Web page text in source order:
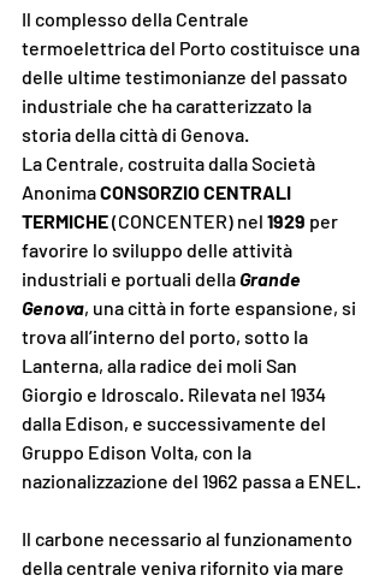
Il complesso della Centrale
termoelettrica del Porto costituisce una
delle ultime testimonianze del passato
industriale che ha caratterizzato la
storia della città di Genova.
La Centrale, costruita dalla Società
Anonima CONSORZIO CENTRALI
TERMICHE (CONCENTER) nel 1929 per
favorire lo sviluppo delle attività
industriali e portuali della Grande
Genova, una città in forte espansione, si
trova all’interno del porto, sotto la
Lanterna, alla radice dei moli San
Giorgio e Idroscalo. Rilevata nel 1934
dalla Edison, e successivamente del
Gruppo Edison Volta, con la
nazionalizzazione del 1962 passa a ENEL.
Il carbone necessario al funzionamento
della centrale veniva rifornito via mare